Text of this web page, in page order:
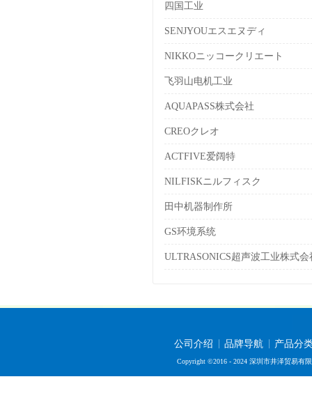
四国工业
SENJYOUエスエヌディ
NIKKOニッコークリエート
飞羽山电机工业
AQUAPASS株式会社
CREOクレオ
ACTFIVE爱阔特
NILFISKニルフィスク
田中机器制作所
GS环境系统
ULTRASONICS超声波工业株式会
公司介绍 品牌导航 产品分
Copyright ©2016 - 2024 深圳市井泽贸易有